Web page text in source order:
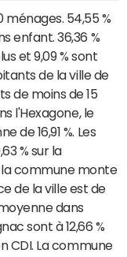
54,55 %
enfant. 36,36 %
et 9,09 % sont
de la ville de
de moins de 15
l'Hexagone, le
de 16,91 %. Les
% sur la
la commune monte
de la ville est de
dans
sont à 12,66 %
CDI. La commune